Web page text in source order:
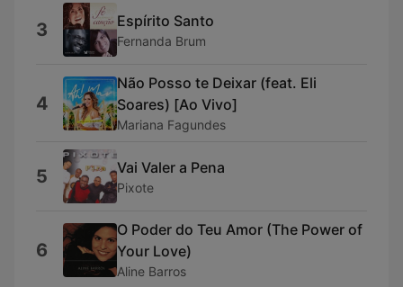
3 Espírito Santo
Fernanda Brum
4
Não Posso te Deixar (feat. Eli
Soares) [Ao Vivo]
Mariana Fagundes
5 Vai Valer a Pena
Pixote
6
O Poder do Teu Amor (The Power of
Your Love)
Aline Barros